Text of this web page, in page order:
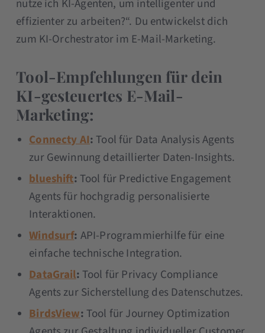
nutze ich KI-Agenten, um intelligenter und
effizienter zu arbeiten?“. Du entwickelst dich
zum KI-Orchestrator im E-Mail-Marketing.
Tool-Empfehlungen für dein
KI-gesteuertes E-Mail-
Marketing:
Connecty AI:Tool für Data Analysis Agents
zur Gewinnung detaillierter Daten-Insights.
blueshift:Tool für Predictive Engagement
Agents für hochgradig personalisierte
Interaktionen.
Windsurf: API-Programmierhilfe für eine
einfache technische Integration.
DataGrail:Tool für Privacy Compliance
Agents zur Sicherstellung des Datenschutzes.
BirdsView:Tool für Journey Optimization